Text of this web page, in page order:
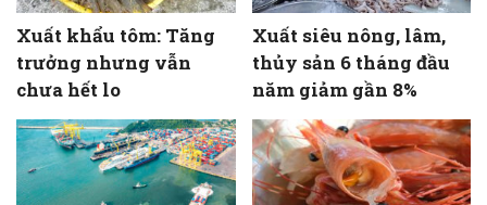
Xuất khẩu tôm: Tăng
trưởng nhưng vẫn
chưa hết lo
Xuất siêu nông, lâm,
thủy sản 6 tháng đầu
năm giảm gần 8%